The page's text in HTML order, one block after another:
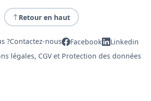
Retour en haut
?Contactez-nous Facebook
Linkedin
légales, CGV et Protection des données